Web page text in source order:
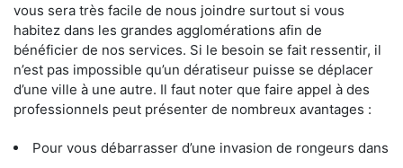
vous sera très facile de nous joindre surtout si vous
habitez dans les grandes agglomérations afin de
bénéficier de nos services. Si le besoin se fait ressentir, il
n’est pas impossible qu’un dératiseur puisse se déplacer
d’une ville à une autre. Il faut noter que faire appel à des
professionnels peut présenter de nombreux avantages :
Pour vous débarrasser d’une invasion de rongeurs dans